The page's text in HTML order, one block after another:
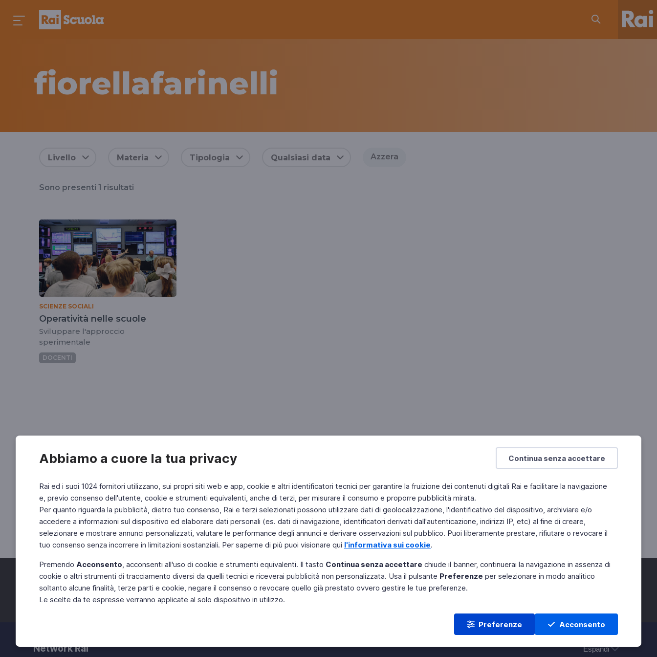
Continua senza accettare
Abbiamo a cuore la tua privacy
Rai ed i suoi 1024 fornitori utilizzano, sui propri siti web e app, cookie e altri identificatori tecnici per garantire la fruizione dei contenuti digitali Rai e facilitare la navigazione
e, previo consenso dell'utente, cookie e strumenti equivalenti, anche di terzi, per misurare il consumo e proporre pubblicità mirata.
Per quanto riguarda la pubblicità, dietro tuo consenso, Rai e terzi selezionati possono utilizzare dati di geolocalizzazione, l'identificativo del dispositivo, archiviare e/o
accedere a informazioni sul dispositivo ed elaborare dati personali (es. dati di navigazione, identificatori derivati dall'autenticazione, indirizzi IP, etc) al fine di creare,
selezionare e mostrare annunci personalizzati, valutare le performance degli annunci e derivare osservazioni sul pubblico. Puoi liberamente prestare, rifiutare o revocare il
tuo consenso senza incorrere in limitazioni sostanziali. Per saperne di più puoi visionare qui l'informativa sui cookie.
Premendo Acconsento, acconsenti all'uso di cookie e strumenti equivalenti. Il tasto Continua senza accettare chiude il banner, continuerai la navigazione in assenza di
cookie o altri strumenti di tracciamento diversi da quelli tecnici e riceverai pubblicità non personalizzata. Usa il pulsante Preferenze per selezionare in modo analitico
soltanto alcune finalità, terze parti e cookie, negare il consenso o revocare quello già prestato ovvero gestire le tue preferenze.
Le scelte da te espresse verranno applicate al solo dispositivo in utilizzo.
Preferenze Acconsento
fiorellafarinelli
tag
fiorellafarinelli
Livello Materia Tipologia Qualsiasi data Azzera
Sono presenti 1 risultati
SCIENZE SOCIALI
Operatività nelle scuole
Sviluppare l'approccio
sperimentale
DOCENTI
Facebook Twitter Instagram